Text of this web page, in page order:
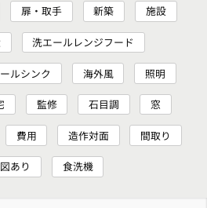
扉・取手 新築 施設
洗エールレンジフード
ルシンク 海外風 照明
監修 石目調 窓
費用 造作対面 間取り
あり 食洗機